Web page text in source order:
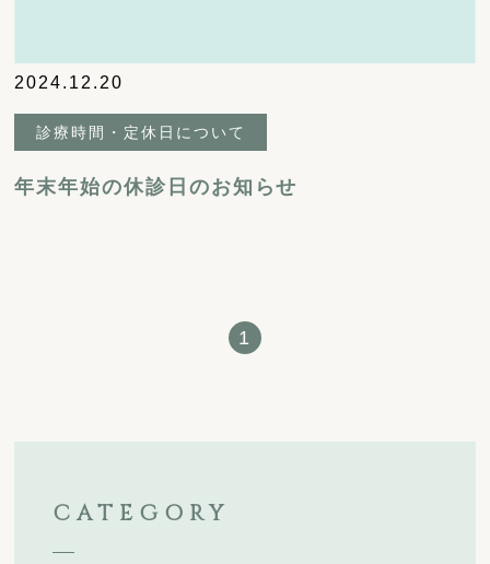
2024.12.20
診療時間・定休日について
年末年始の休診日のお知らせ
1
CATEGORY